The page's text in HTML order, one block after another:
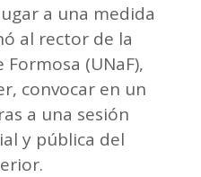
a una medida
al rector de la
(UNaF),
convocar en un
a una sesión
y pública del